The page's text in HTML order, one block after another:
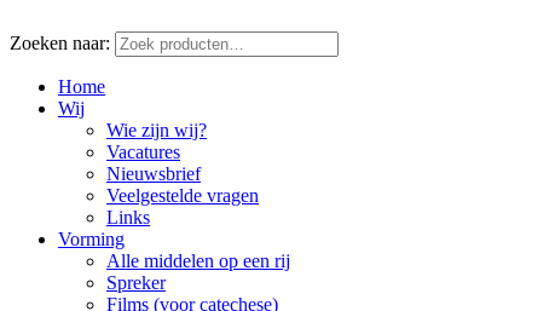
Zoeken naar:
Home
Wij
Wie zijn wij?
Vacatures
Nieuwsbrief
Veelgestelde vragen
Links
Vorming
Alle middelen op een rij
Spreker
Films (voor catechese)